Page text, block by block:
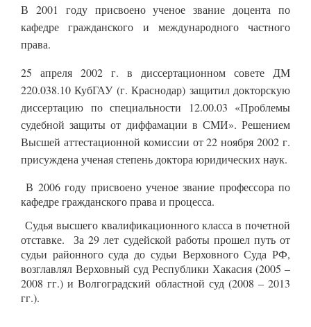
В 2001 году присвоено ученое звание доцента по
кафедре гражданского и международного частного
права.
25 апреля 2002 г. в диссертационном совете ДМ
220.038.10 КубГАУ (г. Краснодар) защитил докторскую
диссертацию по специальности 12.00.03 «Проблемы
судебной защиты от диффамации в СМИ». Решением
Высшей аттестационной комиссии от 22 ноября 2002 г.
присуждена ученая степень доктора юридических наук.
В 2006 году присвоено ученое звание профессора по
кафедре гражданского права и процесса.
Судья высшего квалификационного класса в почетной
отставке. За 29 лет судейской работы прошел путь от
судьи районного суда до судьи Верховного Суда РФ,
возглавлял Верховный суд Республики Хакасия (2005 –
2008 гг.) и Волгоградский областной суд (2008 – 2013
гг.).